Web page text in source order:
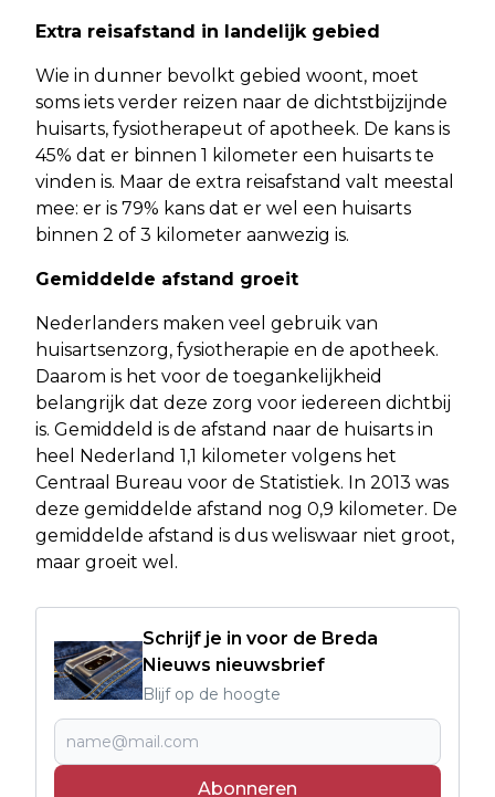
Extra reisafstand in landelijk gebied
Wie in dunner bevolkt gebied woont, moet
soms iets verder reizen naar de dichtstbijzijnde
huisarts, fysiotherapeut of apotheek. De kans is
45% dat er binnen 1 kilometer een huisarts te
vinden is. Maar de extra reisafstand valt meestal
mee: er is 79% kans dat er wel een huisarts
binnen 2 of 3 kilometer aanwezig is.
Gemiddelde afstand groeit
Nederlanders maken veel gebruik van
huisartsenzorg, fysiotherapie en de apotheek.
Daarom is het voor de toegankelijkheid
belangrijk dat deze zorg voor iedereen dichtbij
is. Gemiddeld is de afstand naar de huisarts in
heel Nederland 1,1 kilometer volgens het
Centraal Bureau voor de Statistiek. In 2013 was
deze gemiddelde afstand nog 0,9 kilometer. De
gemiddelde afstand is dus weliswaar niet groot,
maar groeit wel.
Schrijf je in voor de Breda
Nieuws nieuwsbrief
Blijf op de hoogte
Abonneren